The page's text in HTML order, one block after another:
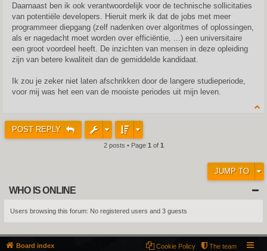
Daarnaast ben ik ook verantwoordelijk voor de technische sollicitaties
van potentiële developers. Hieruit merk ik dat de jobs met meer
programmeer diepgang (zelf nadenken over algoritmes of oplossingen,
als er nagedacht moet worden over efficiëntie, ...) een universitaire
een groot voordeel heeft. De inzichten van mensen in deze opleiding
zijn van betere kwaliteit dan de gemiddelde kandidaat.
Ik zou je zeker niet laten afschrikken door de langere studieperiode,
voor mij was het een van de mooiste periodes uit mijn leven.
POST REPLY
2 posts • Page 1 of 1
JUMP TO
WHO IS ONLINE
Users browsing this forum: No registered users and 3 guests
Board index The team
Cookie Policy